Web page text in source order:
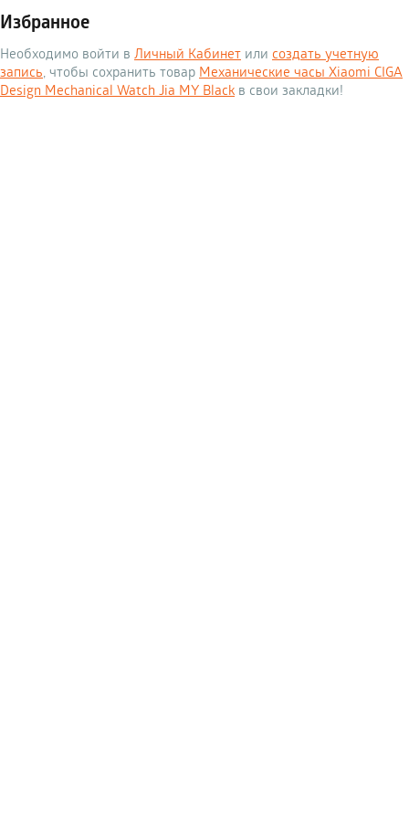
Избранное
Необходимо войти в Личный Кабинет или создать учетную
запись, чтобы сохранить товар Механические часы Xiaomi CIGA
Design Mechanical Watch Jia MY Black в свои закладки!